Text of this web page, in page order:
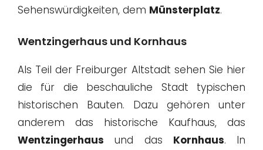
Sehenswürdigkeiten, dem Münsterplatz.
Wentzingerhaus und Kornhaus
Als Teil der Freiburger Altstadt sehen Sie hier
die für die beschauliche Stadt typischen
historischen Bauten. Dazu gehören unter
anderem das historische Kaufhaus, das
Wentzingerhaus und das Kornhaus. In